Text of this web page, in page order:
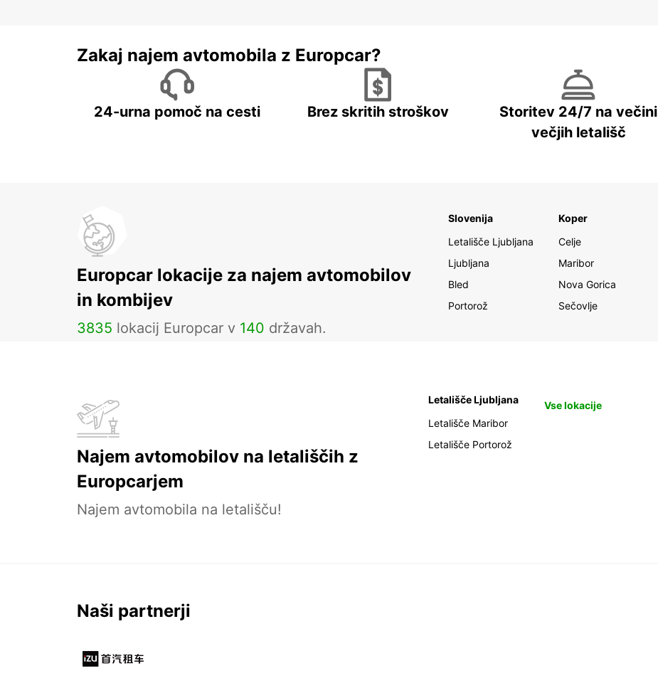
Zakaj najem avtomobila z Europcar?
24-urna pomoč na cesti Brez skritih stroškov
Storitev 24/7 na večini
večjih letališč
Europcar lokacije za najem avtomobilov
in kombijev
3835 lokacij Europcar v 140 državah.
Slovenija
Letališče Ljubljana
Ljubljana
Bled
Portorož
Koper
Celje
Maribor
Nova Gorica
Sečovlje
Najem avtomobilov na letališčih z
Europcarjem
Najem avtomobila na letališču!
Letališče Ljubljana
Letališče Maribor
Letališče Portorož
Vse lokacije
Naši partnerji